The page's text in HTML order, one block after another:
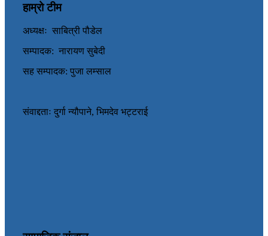
हाम्रो टीम
अध्यक्षः साबित्री पौडेल
सम्पादक: नारायण सुबेदी
सह सम्पादक: पुजा लम्साल
संवाद्दताः दुर्गा न्यौपाने, भिमदेव भट्टराई